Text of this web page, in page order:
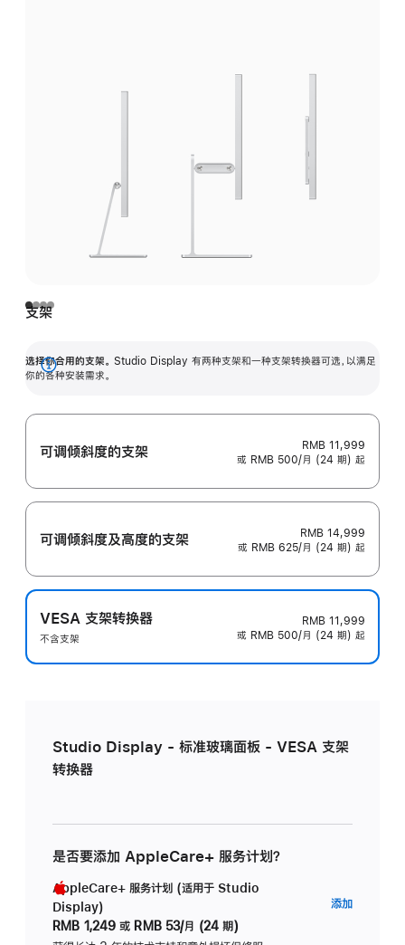
支架
选择你合用的支架。 Studio Display 有两种支架和一种支架转换器可选，以满足
你的各种安装需求。
展
可调倾斜度的支架
RMB 11,999
或 RMB 500/月 (24 期) 起
可调倾斜度及高‍度的支‍架
RMB 14,999
或 RMB 625/月 (24 期) 起
VESA 支架转换器
不含支架
RMB 11,999
或 RMB 500/月 (24 期) 起
Studio Display - 标准玻璃面板 - VESA 支架
转换器
是否要添加 AppleCare+ 服务计划？
AppleCare+ 服务计划 (适用于 Studio
Display)
RMB 1,249 或 RMB 53/月 (24 期)
添加